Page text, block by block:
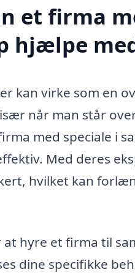
et firma
hjælpe
kan virke som en
når man står
med speciale i
Med deres
hvilket kan
hyre et firma til
dine specifikke